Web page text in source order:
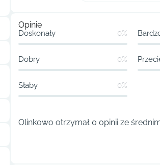
Opinie
Doskonały 0%
Dobry 0%
Słaby 0%
Olinkowo otrzymał 0 opinii ze